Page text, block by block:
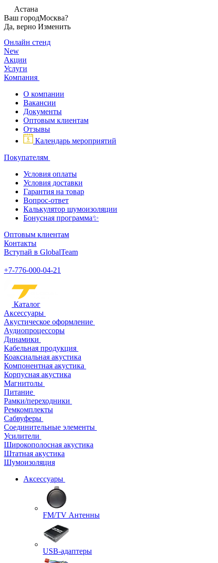
Астана
Ваш городМосква?
Да, верно Изменить
Онлайн стенд
New
Акции
Услуги
Компания
О компании
Вакансии
Документы
Оптовым клиентам
Отзывы
Календарь мероприятий
Покупателям
Условия оплаты
Условия доставки
Гарантия на товар
Вопрос-ответ
Калькулятор шумоизоляции
Бонусная программа✨
Оптовым клиентам
Контакты
Вступай в GlobalTeam
+7-776-000-04-21
Каталог
Аксессуары
Акустическое оформление
Аудиопроцессоры
Динамики
Кабельная продукция
Коаксиальная акустика
Компонентная акустика
Корпусная акустика
Магнитолы
Питание
Рамки/переходники
Ремкомплекты
Сабвуферы
Соединительные элементы
Усилители
Широкополосная акустика
Штатная акустика
Шумоизоляция
Аксессуары
FM/TV Антенны
USB-адаптеры